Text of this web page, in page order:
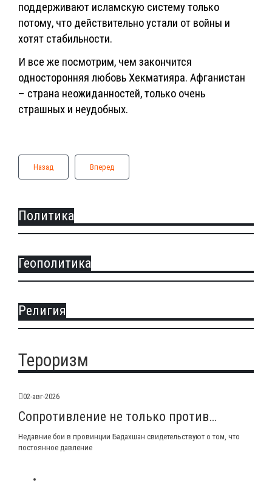
поддерживают исламскую систему только
потому, что действительно устали от войны и
хотят стабильности.
И все же посмотрим, чем закончится
односторонняя любовь Хекматияра. Афганистан
– страна неожиданностей, только очень
страшных и неудобных.
Назад Вперед
Политика
Геополитика
Религия
Тероризм
02-авг-2026
Сопротивление не только против…
Недавние бои в провинции Бадахшан свидетельствуют о том, что
постоянное давление